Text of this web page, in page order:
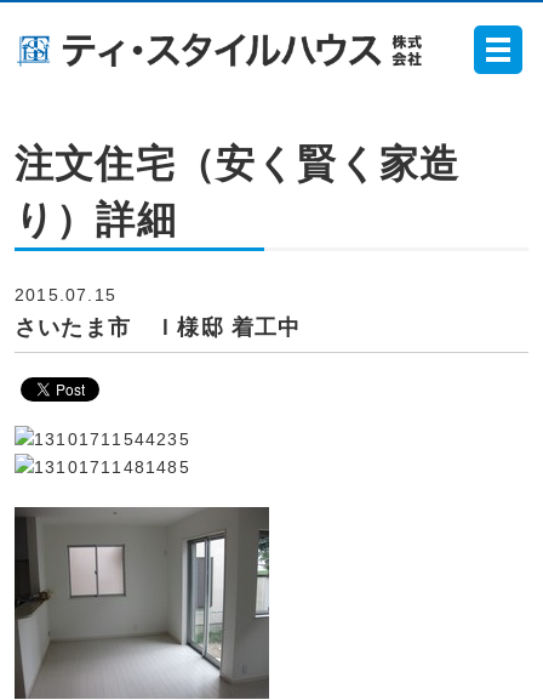
注文住宅（安く賢く家造
り）詳細
2015.07.15
さいたま市 Ｉ様邸 着工中